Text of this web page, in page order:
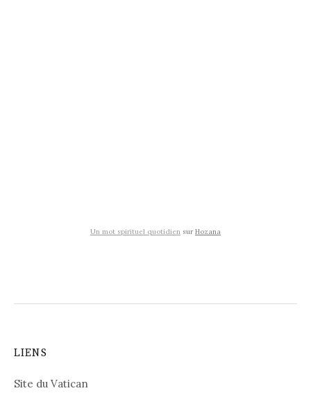
Un mot spirituel quotidien surHozana
LIENS
Site du Vatican